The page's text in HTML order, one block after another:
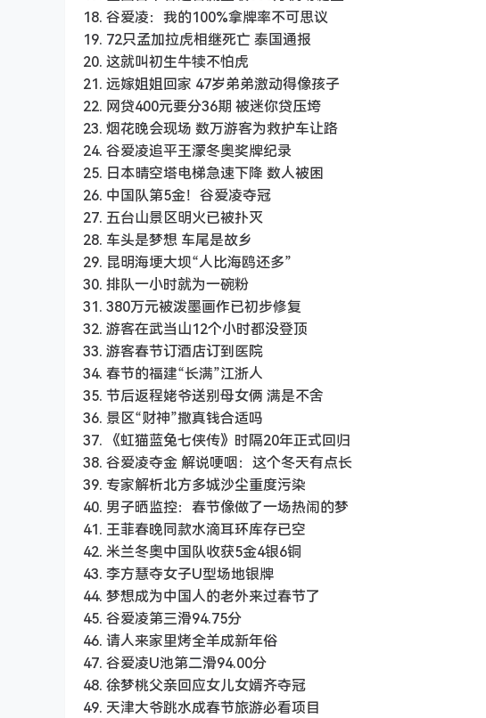
18. 谷爱凌：我的100%拿牌率不可思议
19. 72只孟加拉虎相继死亡 泰国通报
20. 这就叫初生牛犊不怕虎
21. 远嫁姐姐回家 47岁弟弟激动得像孩子
22. 网贷400元要分36期 被迷你贷压垮
23. 烟花晚会现场 数万游客为救护车让路
24. 谷爱凌追平王濛冬奥奖牌纪录
25. 日本晴空塔电梯急速下降 数人被困
26. 中国队第5金！谷爱凌夺冠
27. 五台山景区明火已被扑灭
28. 车头是梦想 车尾是故乡
29. 昆明海埂大坝“人比海鸥还多”
30. 排队一小时就为一碗粉
31. 380万元被泼墨画作已初步修复
32. 游客在武当山12个小时都没登顶
33. 游客春节订酒店订到医院
34. 春节的福建“长满”江浙人
35. 节后返程姥爷送别母女俩 满是不舍
36. 景区“财神”撒真钱合适吗
37. 《虹猫蓝兔七侠传》时隔20年正式回归
38. 谷爱凌夺金 解说哽咽：这个冬天有点长
39. 专家解析北方多城沙尘重度污染
40. 男子晒监控：春节像做了一场热闹的梦
41. 王菲春晚同款水滴耳环库存已空
42. ​​米兰冬奥中国队收获5金4银6铜
43. 李方慧夺女子U型场地银牌
44. 梦想成为中国人的老外来过春节了
45. 谷爱凌第三滑94.75分
46. 请人来家里烤全羊成新年俗
47. 谷爱凌U池第二滑94.00分
48. 徐梦桃父亲回应女儿女婿齐夺冠
49. 天津大爷跳水成春节旅游必看项目